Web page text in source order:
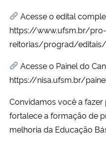
Advocacia-Geral da União
Planalto
Acesse o edital
https://www.ufsm.br/pro-
reitorias/prograd/
Acesse o Painel do
https://nisa.ufsm.br/
Convidamos você a
fortalece a formação de
melhoria da Educação